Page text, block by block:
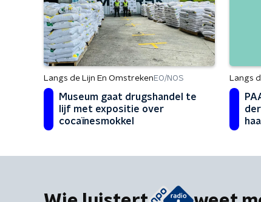
Langs de Lijn En Omstreken EO/NOS
Museum gaat drugshandel te
lijf met expositie over
cocaïnesmokkel
Langs